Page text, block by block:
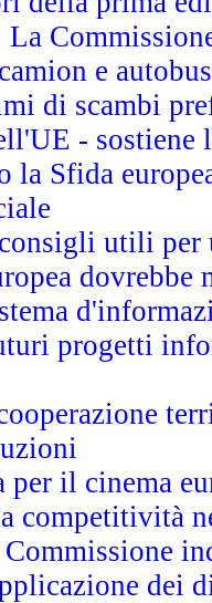
e autobus
di scambi
- sostiene
la Sfida
utili per
progetti
per il cinema
competitività
dei